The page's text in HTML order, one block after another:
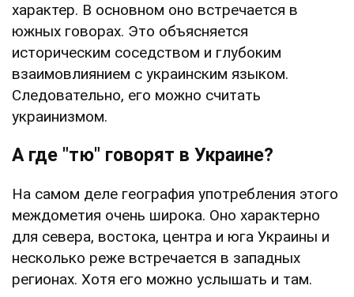
характер. В основном оно встречается в
южных говорах. Это объясняется
историческим соседством и глубоким
взаимовлиянием с украинским языком.
Следовательно, его можно считать
украинизмом.
А где "тю" говорят в Украине?
На самом деле география употребления этого
междометия очень широка. Оно характерно
для севера, востока, центра и юга Украины и
несколько реже встречается в западных
регионах. Хотя его можно услышать и там.